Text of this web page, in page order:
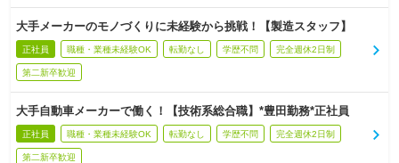
大手メーカーのモノづくりに未経験から挑戦！【製造スタッフ】
正社員 職種・業種未経験OK 転勤なし 学歴不問 完全週休2日制
第二新卒歓迎
大手自動車メーカーで働く！【技術系総合職】*豊田勤務*正社員
正社員 職種・業種未経験OK 転勤なし 学歴不問 完全週休2日制
第二新卒歓迎